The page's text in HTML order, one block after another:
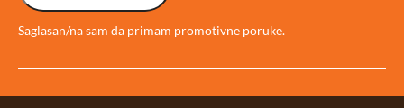
Saglasan/na sam da primam promotivne poruke.